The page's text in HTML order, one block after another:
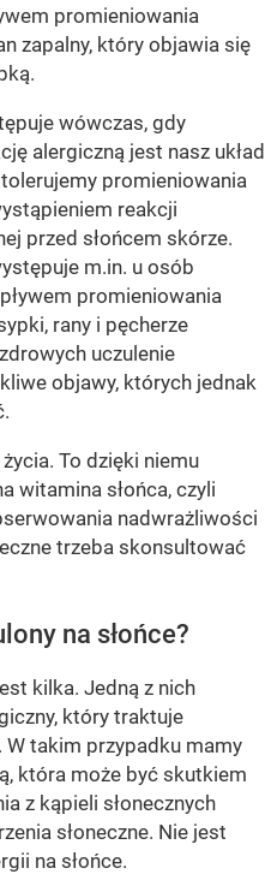
promieniowania
zapalny, który objawia się
wówczas, gdy
alergiczną jest nasz układ
promieniowania
reakcji
przed słońcem skórze.
m.in. u osób
promieniowania
rany i pęcherze
uczulenie
objawy, których jednak
To dzięki niemu
witamina słońca, czyli
nadwrażliwości
trzeba skonsultować
na słońce?
kilka. Jedną z nich
który traktuje
takim przypadku mamy
która może być skutkiem
z kąpieli słonecznych
słoneczne. Nie jest
na słońce.